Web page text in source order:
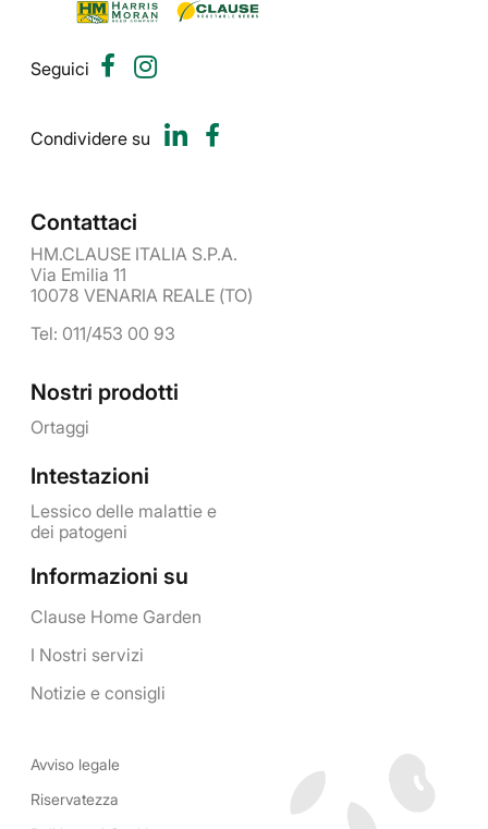
Seguici
Condividere su
Contattaci
HM.CLAUSE ITALIA S.P.A.
Via Emilia 11
10078 VENARIA REALE (TO)
Tel: 011/453 00 93
Nostri prodotti
Ortaggi
Intestazioni
Lessico delle malattie e
dei patogeni
Informazioni su
Clause Home Garden
I Nostri servizi
Notizie e consigli
Avviso legale
Riservatezza